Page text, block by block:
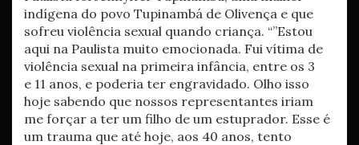
indígena do povo Tupinambá de Olivença e que
sofreu violência sexual quando criança. “”Estou
aqui na Paulista muito emocionada. Fui vítima de
violência sexual na primeira infância, entre os 3
e 11 anos, e poderia ter engravidado. Olho isso
hoje sabendo que nossos representantes iriam
me forçar a ter um filho de um estuprador. Esse é
um trauma que até hoje, aos 40 anos, tento